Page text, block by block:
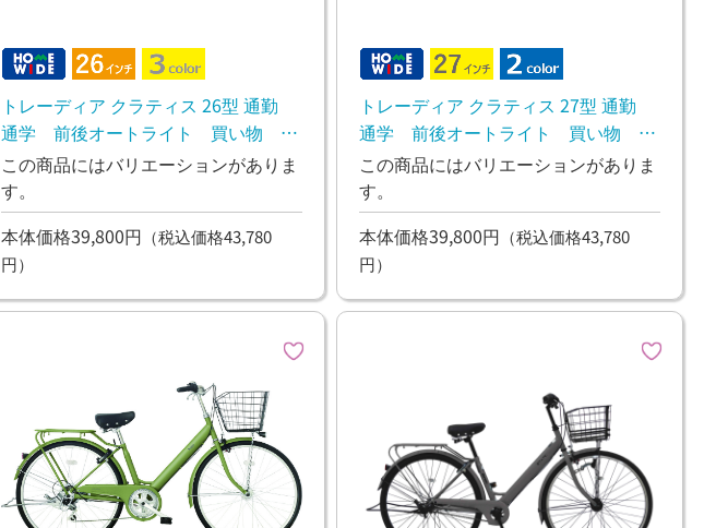
トレーディア クラティス 26型 通勤
通学 前後オートライト 買い物 マ
マチャリ
この商品にはバリエーションがありま
す。
本体価格39,800円 （税込価格43,780
円）
トレーディア クラティス 27型 通勤
通学 前後オートライト 買い物 マ
マチャリ
この商品にはバリエーションがありま
す。
本体価格39,800円 （税込価格43,780
円）